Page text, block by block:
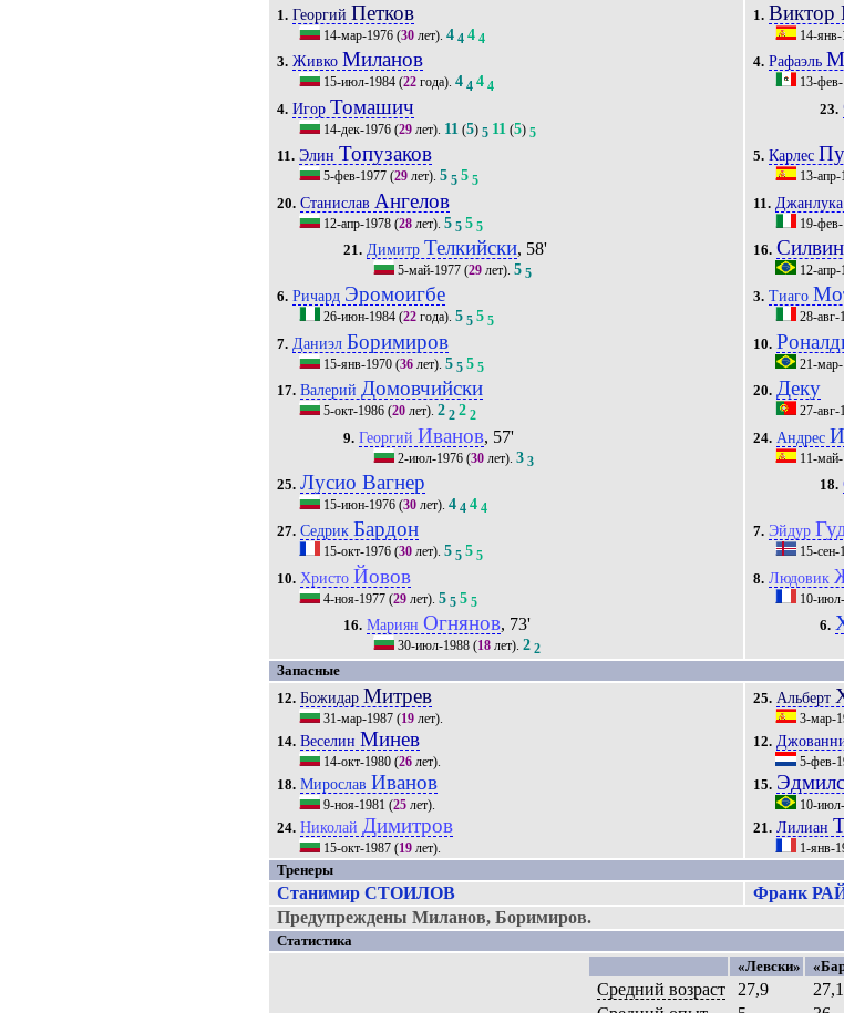
1. Георгий Петков
14-мар-1976 (30 лет).4 4 4 4
3. ЖивкоМиланов
15-июл-1984 (22 года).4 4 4 4
4. ИгорТомашич
14-дек-1976 (29 лет). 11 (5) 5 11 (5) 5
11. ЭлинТопузаков
5-фев-1977 (29 лет).5 5 5 5
20. Станислав Ангелов
12-апр-1978 (28 лет).5 5 5 5
21. ДимитрТелкийски, 58'
5-май-1977(29лет). 5 5
6. Ричард Эромоигбе
26-июн-1984 (22 года).5 5 5 5
7. Даниэл Боримиров
15-янв-1970 (36 лет).5 5 5 5
17. Валерий Домовчийски
5-окт-1986 (20 лет).2 2 2 2
9. Георгий Иванов, 57'
2-июл-1976(30лет). 3 3
25. Лусио Вагнер
15-июн-1976 (30 лет).4 4 4 4
27. СедрикБардон
15-окт-1976 (30 лет).5 5 5 5
10. Христо Йовов
4-ноя-1977 (29 лет).5 5 5 5
16. МариянОгнянов, 73'
30-июл-1988(18лет). 2 2
1. Виктор
14-
4. Рафаэль
13-
23.
5. Карлес
13-апр-
11. Джанлука
19-
16.
12-апр-
3. Тиаго
28-авг-
10.
21-
20. Деку
27-авг-
24. Андрес
11-
18.
7. Эйдур
15-сен-
8. Людовик
10-
6.
Запасные
12. Божидар Митрев
31-мар-1987 (19 лет).
14. Веселин Минев
14-окт-1980 (26 лет).
18. Мирослав Иванов
9-ноя-1981 (25 лет).
24. Николай Димитров
15-окт-1987 (19 лет).
25. Альберт
3-мар-
12.
5-фев-
15.
10-
21. Лилиан
1-янв-
Тренеры
Станимир СТОИЛОВ
Франк
Предупреждены Миланов, Боримиров.
Статистика
«Левски»
Средний возраст 27,9
27,1